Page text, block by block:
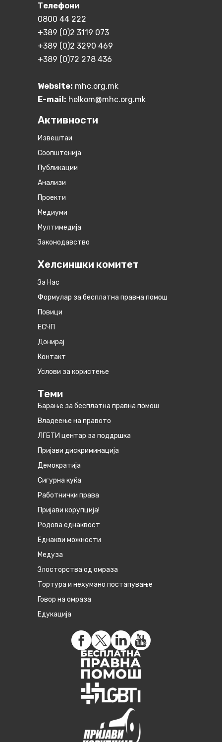
Телефони
0800 44 222
+389 (0)2 3119 073
+389 (0)2 3290 469
+389 (0)72 278 436
Website: mhc.org.mk
E-mail: helkom@mhc.org.mk
Активности
Извештаи
Соопштенија
Публикации
Анализи
Проекти
Медиуми
Мултимедија
Законодавство
Хелсиншки комитет
За Нас
Формулар за бесплатна правна помош
Повици
ЕСЧП
Донирај
Контакт
Услови за користење
Теми
Барање за бесплатна правна помош
Владеење на правото
ЛГБТИ центар за поддршка
Пријави дискриминација
Демократија
Сигурна куќа
Работнички права
Пријави корупција!
Родова еднаквост
Eднакви можности
Медуза
Злосторства од омраза
Тортура и нехумано постапување
Говор на омраза
Едукација